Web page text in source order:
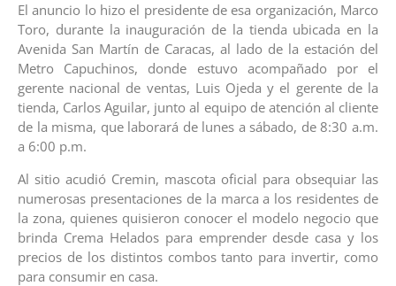
El anuncio lo hizo el presidente de esa organización, Marco
Toro, durante la inauguración de la tienda ubicada en la
Avenida San Martín de Caracas, al lado de la estación del
Metro Capuchinos, donde estuvo acompañado por el
gerente nacional de ventas, Luis Ojeda y el gerente de la
tienda, Carlos Aguilar, junto al equipo de atención al cliente
de la misma, que laborará de lunes a sábado, de 8:30 a.m.
a 6:00 p.m.
Al sitio acudió Cremin, mascota oficial para obsequiar las
numerosas presentaciones de la marca a los residentes de
la zona, quienes quisieron conocer el modelo negocio que
brinda Crema Helados para emprender desde casa y los
precios de los distintos combos tanto para invertir, como
para consumir en casa.